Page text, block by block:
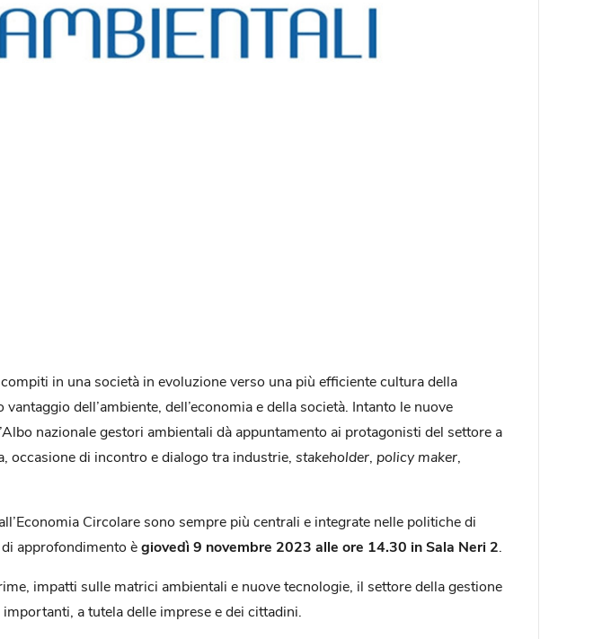
in una società in evoluzione verso una più efficiente cultura della
dell’ambiente, dell’economia e della società. Intanto le nuove
nazionale gestori ambientali dà appuntamento ai protagonisti del settore a
occasione di incontro e dialogo tra industrie, stakeholder policy maker
Circolare sono sempre più centrali e integrate nelle politiche di
approfondimento ègiovedì 9 novembre 2023 alle ore 14.30 in Sala Neri 2
impatti sulle matrici ambientali e nuove tecnologie, il settore della gestione
a tutela delle imprese e dei cittadini.